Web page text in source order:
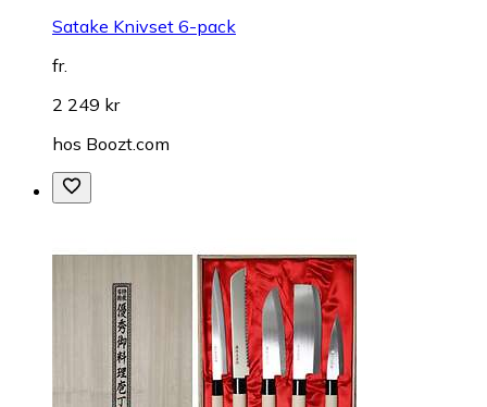
Satake Knivset 6-pack
fr.
2 249 kr
hos Boozt.com